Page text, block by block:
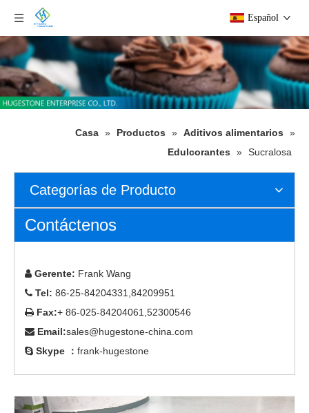
Español
Casa » Productos » Aditivos alimentarios
»
Edulcorantes
» Sucralosa
Categorías de Producto
Contáctenos
 Gerente: Frank Wang
 Tel: 86-25-84204331,84209951
 Fax:+ 86-025-84204061,52300546
 Email:sales@hugestone-china.com
 Skype ： frank-hugestone